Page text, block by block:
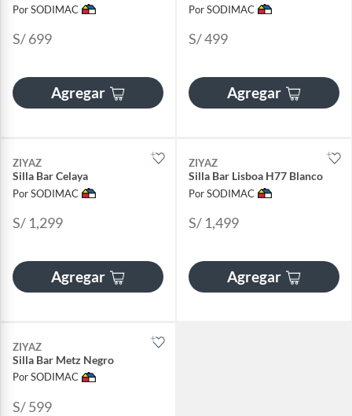
Por SODIMAC
S/ 699
Agregar
Por SODIMAC
S/ 499
Agregar
ZIYAZ
Silla Bar Celaya
Por SODIMAC
S/ 1,299
Agregar
ZIYAZ
Silla Bar Lisboa H77 Blanco
Por SODIMAC
S/ 1,499
Agregar
ZIYAZ
Silla Bar Metz Negro
Por SODIMAC
S/ 599